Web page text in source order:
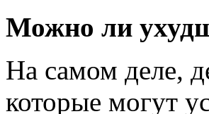
Можно ли
На самом деле,
которые могут